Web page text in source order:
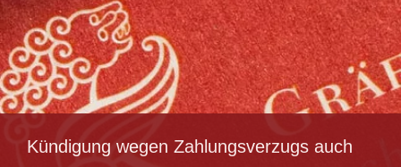
Kündigung wegen Zahlungsverzugs auch